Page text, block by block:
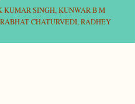
KUMAR SINGH,KUNWAR B M
CHATURVEDI,RADHEY